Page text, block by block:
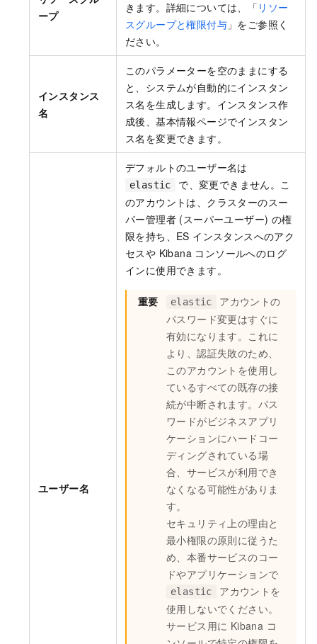
ープ
きます。詳細については、「 リソー
スグループと権限付与 」をご参照く
ださい。
インスタンス
名
このパラメーターを空のままにする
と、システムが自動的にインスタン
ス名を生成します。インスタンス作
成後、基本情報ページでインスタン
ス名を変更できます。
ユーザー名
デフォルトのユーザー名は
elastic
で、変更できません。こ
のアカウントは、クラスターのスー
パー管理者 (スーパーユーザー) の権
限を持ち、ES インスタンスへのアク
セスや Kibana コンソールへのログ
インに使用できます。
重要 elastic
アカウントの
パスワード変更はすぐに
有効になります。これに
より、認証失敗のため、
このアカウントを使用し
ているすべての既存の接
続が中断されます。パス
ワードがビジネスアプリ
ケーションにハードコー
ディングされている場
合、サービスが利用でき
なくなる可能性がありま
す。
セキュリティ上の理由と
最小権限の原則に従うた
め、本番サービスのコー
ドやアプリケーションで
elastic
アカウントを
使用しないでください。
サービス用に Kibana コ